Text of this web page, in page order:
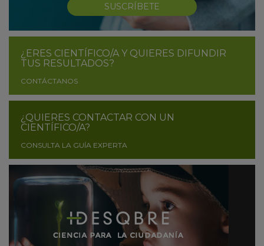
SUSCRÍBETE
¿ERES CIENTÍFICO/A Y QUIERES DIFUNDIR
TUS RESULTADOS?
CONTÁCTANOS
¿QUIERES CONTACTAR CON UN
CIENTÍFICO/A?
CONSULTA LA GUÍA EXPERTA